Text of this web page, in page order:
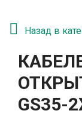
Назад в
GS35-